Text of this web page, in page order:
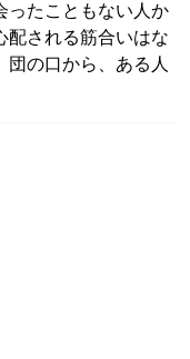
たこともない人か
配される筋合いはな
の口から、ある人